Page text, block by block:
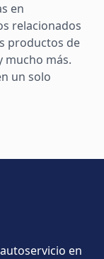
en
relacionados
productos de
mucho más.
un solo
en